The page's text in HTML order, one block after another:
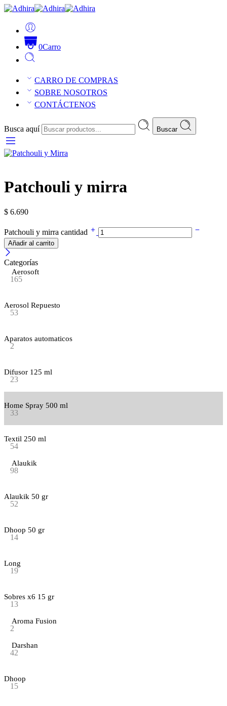
0Carro
CARRO DE COMPRAS
SOBRE NOSOTROS
CONTÁCTENOS
Busca aquí Buscar
Patchouli y mirra
$ 6.690
Patchouli y mirra cantidad
Añadir al carrito
Categorías
Aerosoft
165
Aerosol Repuesto
53
Aparatos automaticos
2
Difusor 125 ml
23
Home Spray 500 ml
33
Textil 250 ml
54
Alaukik
98
Alaukik 50 gr
52
Dhoop 50 gr
14
Long
19
Sobres x6 15 gr
13
Aroma Fusion
2
Darshan
42
Dhoop
15